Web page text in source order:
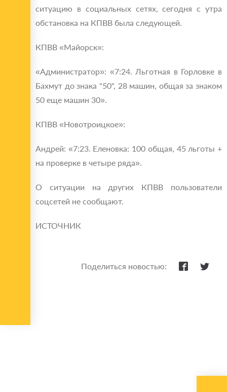
ситуацию в социальных сетях, сегодня с утра
обстановка на КПВВ была следующей.
КПВВ «Майорск»:
«Администратор»: «7:24. Льготная в Горловке в
Бахмут до знака "50", 28 машин, общая за знаком
50 еще машин 30».
КПВВ «Новотроицкое»:
Андрей: «7:23. Еленовка: 100 общая, 45 льготы +
на проверке в четыре ряда».
О ситуации на других КПВВ пользователи
соцсетей не сообщают.
ИСТОЧНИК
Поделиться новостью: